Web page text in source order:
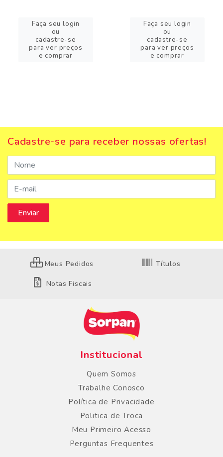
Faça seu login
ou
cadastre-se
para ver preços
e comprar
Faça seu login
ou
cadastre-se
para ver preços
e comprar
Cadastre-se para receber nossas ofertas!
Meus Pedidos Títulos
Notas Fiscais
Institucional
Quem Somos
Trabalhe Conosco
Política de Privacidade
Politica de Troca
Meu Primeiro Acesso
Perguntas Frequentes